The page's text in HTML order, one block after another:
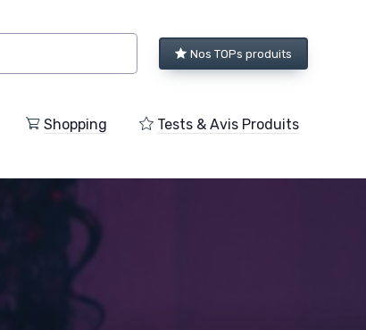
Nos TOPs produits
Shopping Tests & Avis Produits